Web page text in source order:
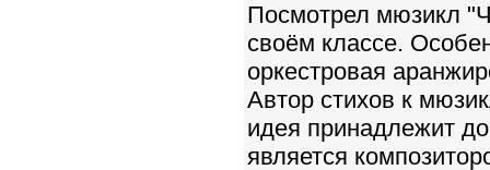
Посмотрел мюзикл
своём классе.
оркестровая
Автор стихов к
идея принадлежит
является